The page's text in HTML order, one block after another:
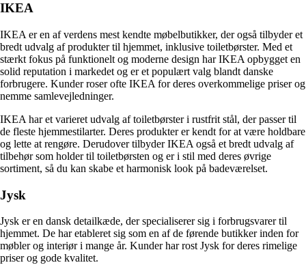
IKEA
IKEA er en af verdens mest kendte møbelbutikker, der også tilbyder et
bredt udvalg af produkter til hjemmet, inklusive toiletbørster. Med et
stærkt fokus på funktionelt og moderne design har IKEA opbygget en
solid reputation i markedet og er et populært valg blandt danske
forbrugere. Kunder roser ofte IKEA for deres overkommelige priser og
nemme samlevejledninger.
IKEA har et varieret udvalg af toiletbørster i rustfrit stål, der passer til
de fleste hjemmestilarter. Deres produkter er kendt for at være holdbare
og lette at rengøre. Derudover tilbyder IKEA også et bredt udvalg af
tilbehør som holder til toiletbørsten og er i stil med deres øvrige
sortiment, så du kan skabe et harmonisk look på badeværelset.
Jysk
Jysk er en dansk detailkæde, der specialiserer sig i forbrugsvarer til
hjemmet. De har etableret sig som en af de førende butikker inden for
møbler og interiør i mange år. Kunder har rost Jysk for deres rimelige
priser og gode kvalitet.